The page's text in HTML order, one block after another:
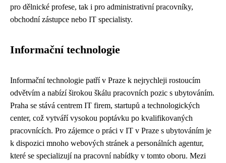
pro dělnické profese, tak i pro administrativní pracovníky,
obchodní zástupce nebo IT specialisty.
Informační technologie
Informační technologie patří v Praze k nejrychleji rostoucím
odvětvím a nabízí širokou škálu pracovních pozic s ubytováním.
Praha se stává centrem IT firem, startupů a technologických
center, což vytváří vysokou poptávku po kvalifikovaných
pracovnících. Pro zájemce o práci v IT v Praze s ubytováním je
k dispozici mnoho webových stránek a personálních agentur,
které se specializují na pracovní nabídky v tomto oboru. Mezi